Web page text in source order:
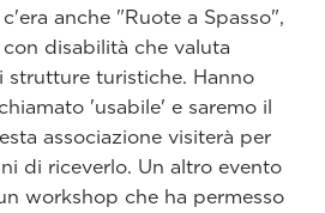
anche "Ruote a Spasso",
disabilità che valuta
strutture turistiche. Hanno
'usabile' e saremo il
associazione visiterà per
di riceverlo. Un altro evento
workshop che ha permesso